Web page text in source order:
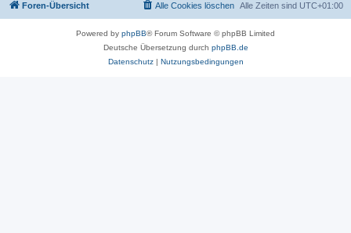
Foren-Übersicht Alle Zeiten sind UTC+01:00
Alle Cookies löschen
Powered by phpBB® Forum Software © phpBB Limited
Deutsche Übersetzung durch phpBB.de
Datenschutz| Nutzungsbedingungen